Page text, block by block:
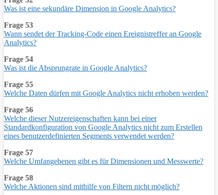
Was ist eine sekundäre Dimension in Google Analytics?
Frage 53
Wann sendet der Tracking-Code einen Ereignistreffer an Google
Analytics?
Frage 54
Was ist die Absprungrate in Google Analytics?
Frage 55
Welche Daten dürfen mit Google Analytics nicht erhoben werden?
Frage 56
Welche dieser Nutzereigenschaften kann bei einer
Standardkonfiguration von Google Analytics nicht zum Erstellen
eines benutzerdefinierten Segments verwendet werden?
Frage 57
Welche Umfangebenen gibt es für Dimensionen und Messwerte?
Frage 58
Welche Aktionen sind mithilfe von Filtern nicht möglich?